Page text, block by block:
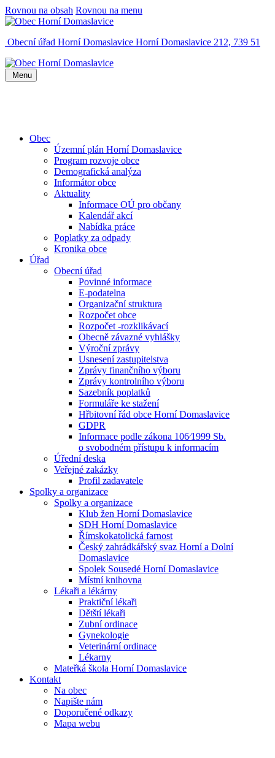
Rovnou na obsah Rovnou na menu
Obecní úřad Horní Domaslavice Horní Domaslavice 212, 739 51
Menu
Obec
Územní plán Horní Domaslavice
Program rozvoje obce
Demografická analýza
Informátor obce
Aktuality
Informace OÚ pro občany
Kalendář akcí
Nabídka práce
Poplatky za odpady
Kronika obce
Úřad
Obecní úřad
Povinné informace
E-podatelna
Organizační struktura
Rozpočet obce
Rozpočet -rozklikávací
Obecně závazné vyhlášky
Výroční zprávy
Usnesení zastupitelstva
Zprávy finančního výboru
Zprávy kontrolního výboru
Sazebník poplatků
Formuláře ke stažení
Hřbitovní řád obce Horní Domaslavice
GDPR
Informace podle zákona 106⁄1999 Sb.
o svobodném přístupu k informacím
Úřední deska
Veřejné zakázky
Profil zadavatele
Spolky a organizace
Spolky a organizace
Klub žen Horní Domaslavice
SDH Horní Domaslavice
Římskokatolická farnost
Český zahrádkářský svaz Horní a Dolní
Domaslavice
Spolek Sousedé Horní Domaslavice
Místní knihovna
Lékaři a lékárny
Praktiční lékaři
Dětští lékaři
Zubní ordinace
Gynekologie
Veterinární ordinace
Lékarny
Mateřká škola Horní Domaslavice
Kontakt
Na obec
Napište nám
Doporučené odkazy
Mapa webu